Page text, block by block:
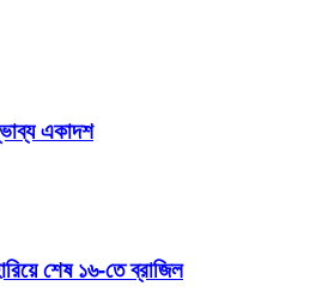
একাদশ
শেষ ১৬-তে ব্রাজিল